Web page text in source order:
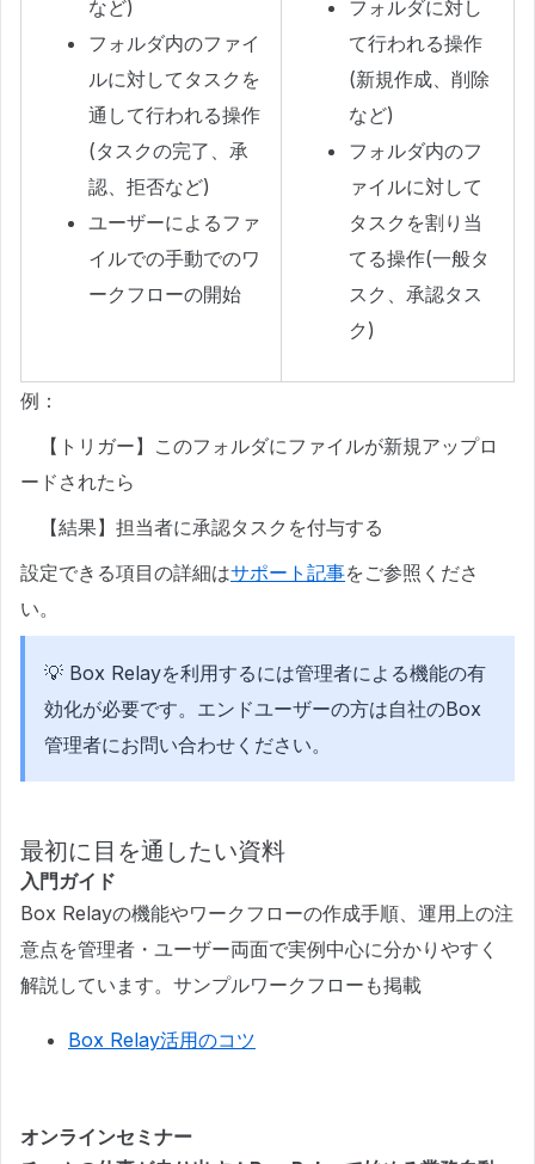
など)
フォルダ内のファイ
ルに対してタスクを
通して行われる操作
(タスクの完了、承
認、拒否など)
ユーザーによるファ
イルでの手動でのワ
ークフローの開始
フォルダに対し
て行われる操作
(新規作成、削除
など)
フォルダ内のフ
ァイルに対して
タスクを割り当
てる操作(一般タ
スク、承認タス
ク)
例：
【トリガー】このフォルダにファイルが新規アップロ
ードされたら
【結果】担当者に承認タスクを付与する
設定できる項目の詳細はサポート記事をご参照くださ
い。
💡 Box Relayを利用するには管理者による機能の有
効化が必要です。エンドユーザーの方は自社のBox
管理者にお問い合わせください。
最初に目を通したい資料
入門ガイド
Box Relayの機能やワークフローの作成手順、運用上の注
意点を管理者・ユーザー両面で実例中心に分かりやすく
解説しています。サンプルワークフローも掲載
Box Relay活用のコツ
オンラインセミナー